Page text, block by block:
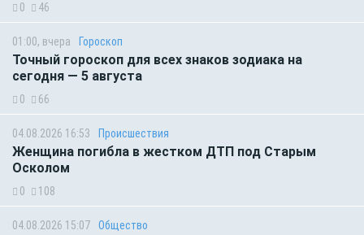
0 46
01:00, вчера Гороскоп
Точный гороскоп для всех знаков зодиака на
сегодня — 5 августа
0 66
04.08.2026 16:53 Происшествия
Женщина погибла в жестком ДТП под Старым
Осколом
0 108
04.08.2026 15:07 Общество